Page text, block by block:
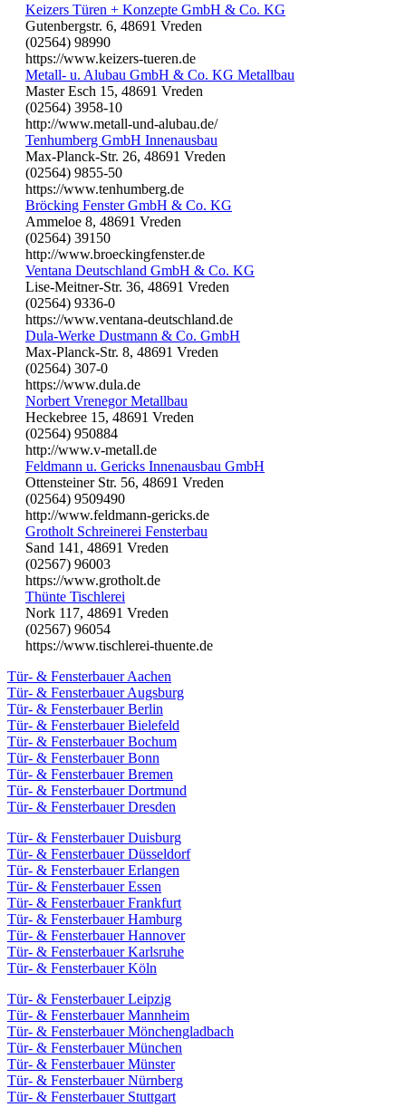
Keizers Türen + Konzepte GmbH & Co. KG
Gutenbergstr. 6, 48691 Vreden
(02564) 98990
https://www.keizers-tueren.de
Metall- u. Alubau GmbH & Co. KG Metallbau
Master Esch 15, 48691 Vreden
(02564) 3958-10
http://www.metall-und-alubau.de/
Tenhumberg GmbH Innenausbau
Max-Planck-Str. 26, 48691 Vreden
(02564) 9855-50
https://www.tenhumberg.de
Bröcking Fenster GmbH & Co. KG
Ammeloe 8, 48691 Vreden
(02564) 39150
http://www.broeckingfenster.de
Ventana Deutschland GmbH & Co. KG
Lise-Meitner-Str. 36, 48691 Vreden
(02564) 9336-0
https://www.ventana-deutschland.de
Dula-Werke Dustmann & Co. GmbH
Max-Planck-Str. 8, 48691 Vreden
(02564) 307-0
https://www.dula.de
Norbert Vrenegor Metallbau
Heckebree 15, 48691 Vreden
(02564) 950884
http://www.v-metall.de
Feldmann u. Gericks Innenausbau GmbH
Ottensteiner Str. 56, 48691 Vreden
(02564) 9509490
http://www.feldmann-gericks.de
Grotholt Schreinerei Fensterbau
Sand 141, 48691 Vreden
(02567) 96003
https://www.grotholt.de
Thünte Tischlerei
Nork 117, 48691 Vreden
(02567) 96054
https://www.tischlerei-thuente.de
Tür- & Fensterbauer Aachen
Tür- & Fensterbauer Augsburg
Tür- & Fensterbauer Berlin
Tür- & Fensterbauer Bielefeld
Tür- & Fensterbauer Bochum
Tür- & Fensterbauer Bonn
Tür- & Fensterbauer Bremen
Tür- & Fensterbauer Dortmund
Tür- & Fensterbauer Dresden
Tür- & Fensterbauer Duisburg
Tür- & Fensterbauer Düsseldorf
Tür- & Fensterbauer Erlangen
Tür- & Fensterbauer Essen
Tür- & Fensterbauer Frankfurt
Tür- & Fensterbauer Hamburg
Tür- & Fensterbauer Hannover
Tür- & Fensterbauer Karlsruhe
Tür- & Fensterbauer Köln
Tür- & Fensterbauer Leipzig
Tür- & Fensterbauer Mannheim
Tür- & Fensterbauer Mönchengladbach
Tür- & Fensterbauer München
Tür- & Fensterbauer Münster
Tür- & Fensterbauer Nürnberg
Tür- & Fensterbauer Stuttgart